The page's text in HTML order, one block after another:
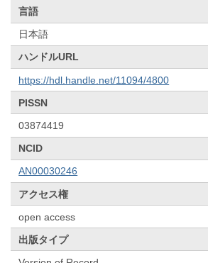
言語
日本語
ハンドルURL
https://hdl.handle.net/11094/4800
PISSN
03874419
NCID
AN00030246
アクセス権
open access
出版タイプ